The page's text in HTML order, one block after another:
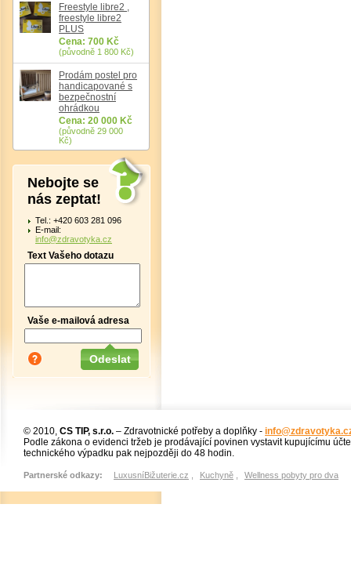
Freestyle libre2 ,
freestyle libre2
PLUS
Cena: 700 Kč
(původně 1 800 Kč)
Prodám postel pro
handicapované s
bezpečnostní
ohrádkou
Cena: 20 000 Kč
(původně 29 000
Kč)
Nebojte se
nás zeptat!
Tel.: +420 603 281 096
E-mail:
info@zdravotyka.cz
Text Vašeho dotazu
Vaše e-mailová adresa
© 2010, CS TIP, s.r.o. – Zdravotnické potřeby a doplňky -
Podle zákona o evidenci tržeb je prodávající povinen vystavit kupujícímu
technického výpadku pak nejpozději do 48 hodin.
Partnerské odkazy: LuxusníBižuterie.cz Kuchyně Wellness pobyty pro dva